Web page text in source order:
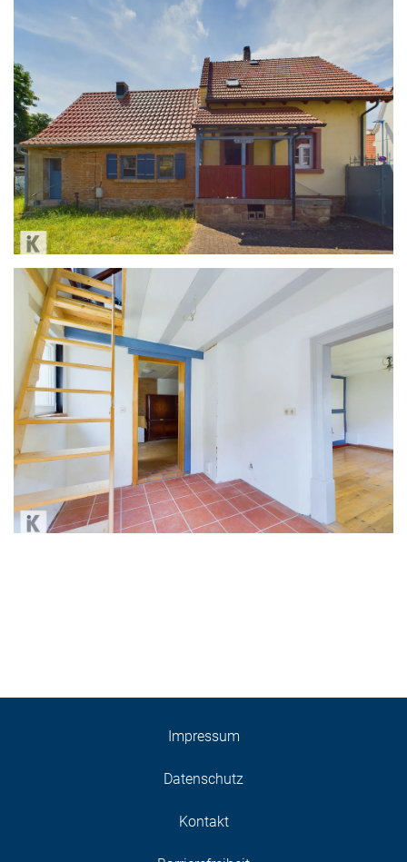
Impressum
Datenschutz
Kontakt